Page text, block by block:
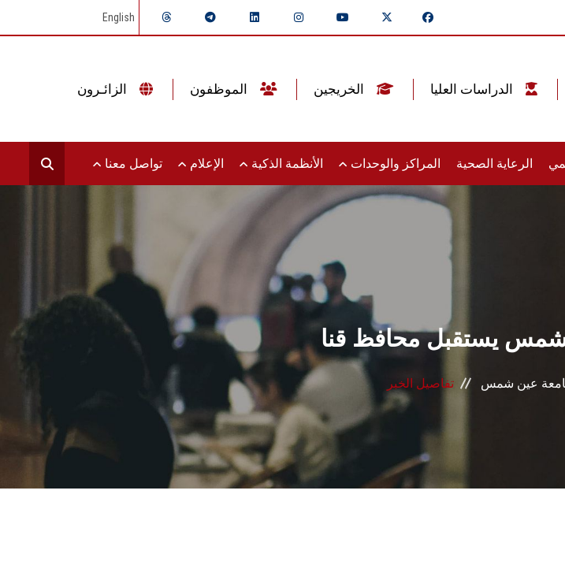
English
الرعاية الصحية المراكز والوحدات الأنظمة الذكية الإعلام تواصل معنا
يستقبل محافظ قنا
عين شمس تفاصيل الخبر